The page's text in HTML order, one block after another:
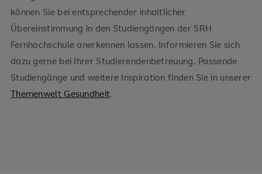
können Sie bei entsprechender inhaltlicher
Übereinstimmung in den Studiengängen der SRH
Fernhochschule anerkennen lassen. Informieren Sie sich
dazu gerne bei Ihrer Studierendenbetreuung. Passende
Studiengänge und weitere Inspiration finden Sie in unserer
Themenwelt Gesundheit.